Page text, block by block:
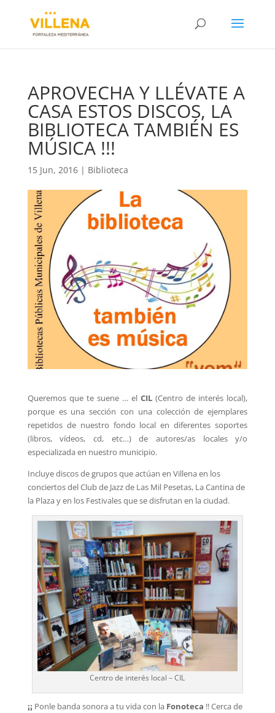
APROVECHA Y LLÉVATE A
CASA ESTOS DISCOS, LA
BIBLIOTECA TAMBIÉN ES
MÚSICA !!!
15 Jun, 2016| Biblioteca
Queremos que te suene … elCIL(Centro de interés local),
porque es una sección con una colección de ejemplares
repetidos de nuestro fondo local en diferentes soportes
(libros, vídeos, cd, etc…) de autores/as locales y/o
especializada en nuestro municipio.
Incluye discos de grupos que actúan en Villena en los
conciertos del Club de Jazz de Las Mil Pesetas, La Cantina de
la Plaza y en los Festivales que se disfrutan en la ciudad.
Centro de interés local – CIL
¡¡ Ponle banda sonora a tu vida con la Fonoteca !! Cerca de